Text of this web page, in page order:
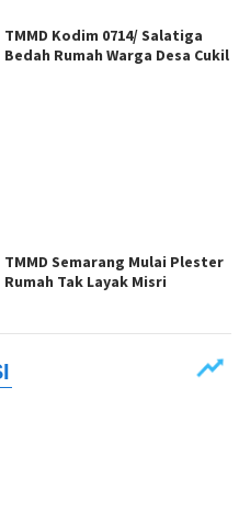
TMMD Kodim 0714/ Salatiga
Bedah Rumah Warga Desa Cukil
TMMD Semarang Mulai Plester
Rumah Tak Layak Misri